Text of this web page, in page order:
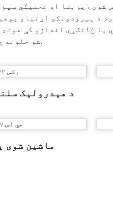
شوي زیربنا او تخنیکي
د پیرودونکو اړتیاو
یا ځانګړي اندازو کې
شو حلونه چمتو کړو.
د هیدرولیک
ماشین شوی